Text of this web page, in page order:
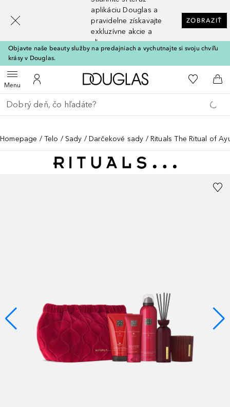
aplikáciu Douglas a
pravidelne získavajte
exkluzívne akcie a
zľavy
ZOBRAZIŤ
Objavte naše beauty služby na predajniach a vychutnajte si svoju chvíľu
krásy v Douglas.
MenuOtvoriť menuDo môjho účtu
Domov Do môjho
Do
Choď späť
Vykonajte vyhľadávanie
Homepage Telo Sady Darčekové sady Rituals The Ritual of
[navigation.slideout.screenreader]